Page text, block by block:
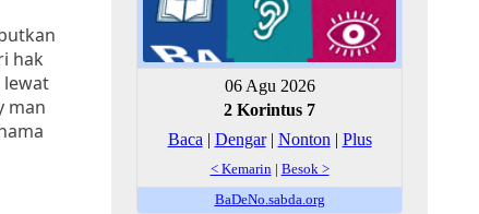
hak
lewat
man